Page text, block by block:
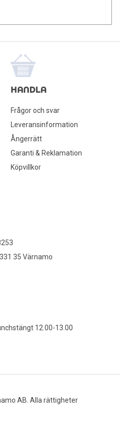
HANDLA
Frågor och svar
Leveransinformation
Ångerrätt
Garanti & Reklamation
Köpvillkor
35 Värnamo
12.00-13.00
AB. Alla rättigheter